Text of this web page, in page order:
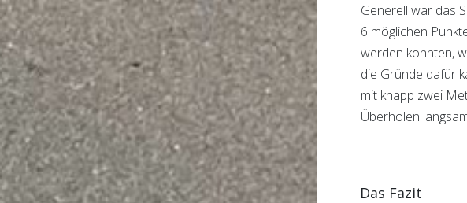
Generell war das
6 möglichen
werden konnten,
die Gründe dafür
mit knapp zwei
Überholen
Das Fazit